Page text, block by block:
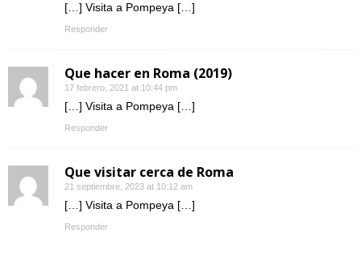
[…] Visita a Pompeya […]
Responder
Que hacer en Roma (2019)
17 febrero, 2021 at 10:44 pm
[…] Visita a Pompeya […]
Responder
Que visitar cerca de Roma
21 septiembre, 2023 at 10:12 am
[…] Visita a Pompeya […]
Responder